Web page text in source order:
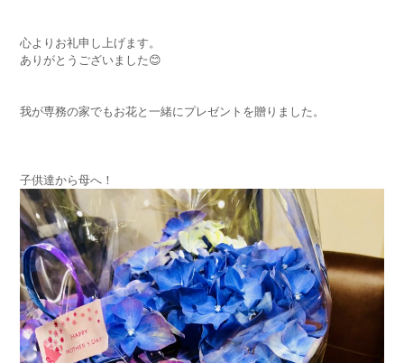
心よりお礼申し上げます。
ありがとうございました😊
我が専務の家でもお花と一緒にプレゼントを贈りました。
子供達から母へ！